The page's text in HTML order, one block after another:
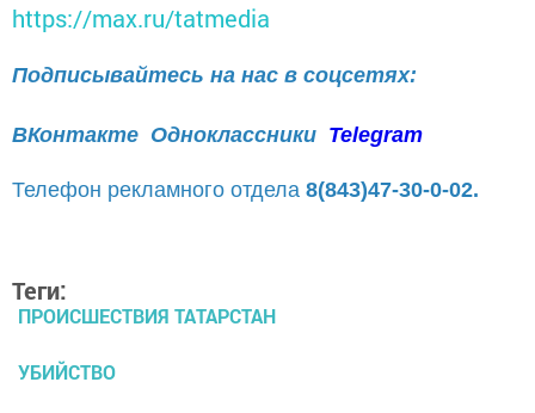
https://max.ru/tatmedia
Подписывайтесь на нас в соцсетях:
ВКонтакте Одноклассники Telegram
Телефон рекламного отдела 8(843)47-30-0-02.
Теги:
ПРОИСШЕСТВИЯ ТАТАРСТАН
УБИЙСТВО